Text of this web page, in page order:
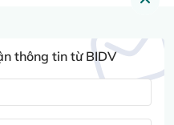
thông tin từ BIDV